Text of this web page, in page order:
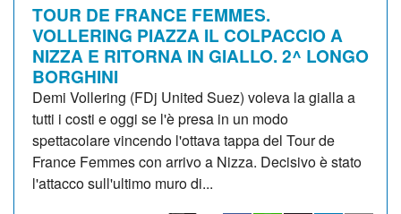
TOUR DE FRANCE FEMMES.
VOLLERING PIAZZA IL COLPACCIO A
NIZZA E RITORNA IN GIALLO. 2^ LONGO
BORGHINI
Demi Vollering (FDj United Suez) voleva la gialla a
tutti i costi e oggi se l'è presa in un modo
spettacolare vincendo l'ottava tappa del Tour de
France Femmes con arrivo a Nizza. Decisivo è stato
l'attacco sull'ultimo muro di...